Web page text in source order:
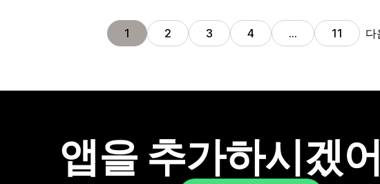
1 2 3 4 … 11 다
앱을 추가하시겠